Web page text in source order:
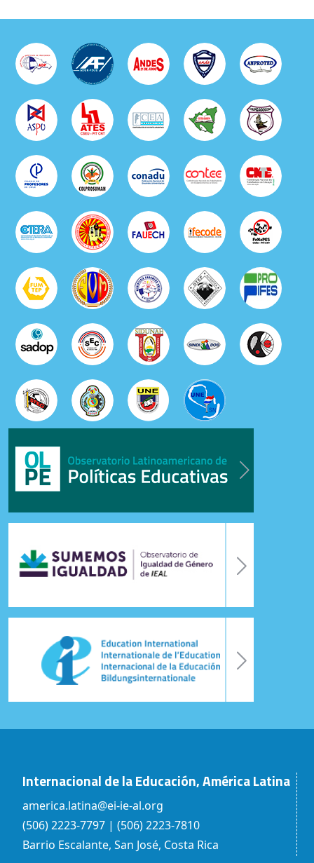
Internacional de la Educación, América Latina
america.latina@ei-ie-al.org
(506) 2223-7797 | (506) 2223-7810
Barrio Escalante, San José, Costa Rica